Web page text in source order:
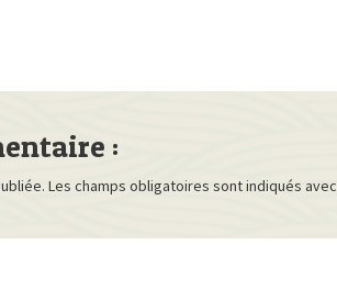
:
Les champs obligatoires sont indiqués avec